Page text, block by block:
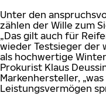
Unter den
zählen der Wille zum
„Das gilt auch für
wieder Testsieger
als hochwertige
Prokurist Klaus
Markenhersteller,
Leistungsvermögen